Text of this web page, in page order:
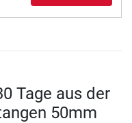
Tage aus der
50mm